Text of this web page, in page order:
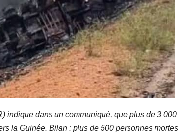
indique dans un communiqué, que plus de 3 000
la Guinée. Bilan : plus de 500 personnes mortes